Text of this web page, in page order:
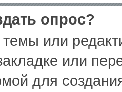
опрос?
или
или
для